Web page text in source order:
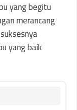
yang begitu
merancang
yang baik